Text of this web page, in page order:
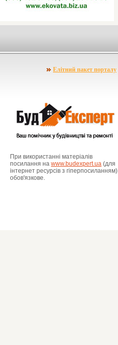
Елітний пакет порталу
При використанні матеріалів
посилання на www.budexpert.ua (для
інтернет ресурсів з гіперпосиланням)
обов'язкове.